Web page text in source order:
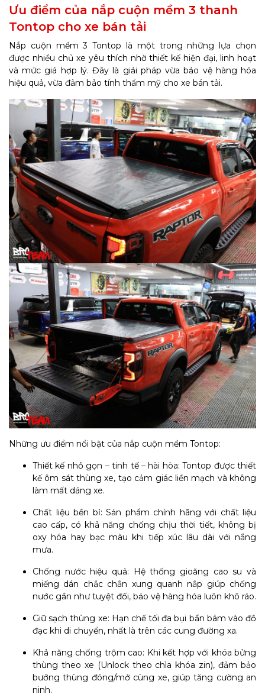
Ưu điểm của nắp cuộn mềm 3 thanh
Tontop cho xe bán tải
Nắp cuộn mềm 3 Tontop là một trong những lựa chọn
được nhiều chủ xe yêu thích nhờ thiết kế hiện đại, linh hoạt
và mức giá hợp lý. Đây là giải pháp vừa bảo vệ hàng hóa
hiệu quả, vừa đảm bảo tính thẩm mỹ cho xe bán tải.
Những ưu điểm nổi bật của nắp cuộn mềm Tontop:
Thiết kế nhỏ gọn – tinh tế – hài hòa: Tontop được thiết
kế ôm sát thùng xe, tạo cảm giác liền mạch và không
làm mất dáng xe.
Chất liệu bền bỉ: Sản phẩm chính hãng với chất liệu
cao cấp, có khả năng chống chịu thời tiết, không bị
oxy hóa hay bạc màu khi tiếp xúc lâu dài với nắng
mưa.
Chống nước hiệu quả: Hệ thống gioăng cao su và
miếng dán chắc chắn xung quanh nắp giúp chống
nước gần như tuyệt đối, bảo vệ hàng hóa luôn khô ráo.
Giữ sạch thùng xe: Hạn chế tối đa bụi bẩn bám vào đồ
đạc khi di chuyển, nhất là trên các cung đường xa.
Khả năng chống trộm cao: Khi kết hợp với khóa bửng
thùng theo xe (Unlock theo chìa khóa zin), đảm bảo
bưởng thùng đóng/mở cùng xe, giúp tăng cường an
ninh.